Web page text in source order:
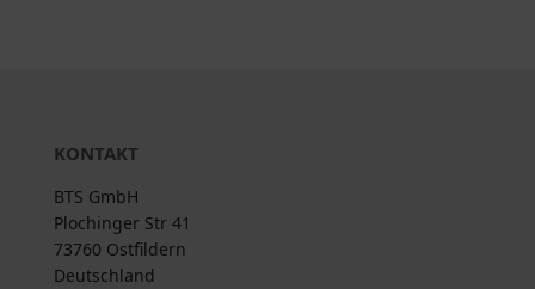
KONTAKT
BTS GmbH
Plochinger Str 41
73760 Ostfildern
Deutschland